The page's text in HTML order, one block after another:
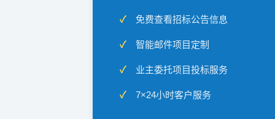
免费查看招标公告信息
智能邮件项目定制
业主委托项目投标服务
7×24小时客户服务